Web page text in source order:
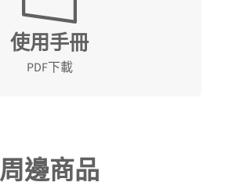
使用手冊
PDF下載
使用手冊
周邊商品